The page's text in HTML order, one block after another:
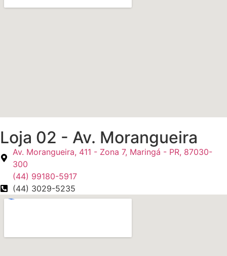
Loja 02 - Av. Morangueira
Av. Morangueira, 411 - Zona 7, Maringá - PR, 87030-
300
(44) 99180-5917
(44) 3029-5235